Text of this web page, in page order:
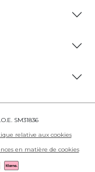
SM31836
relative aux cookies
en matière de cookies